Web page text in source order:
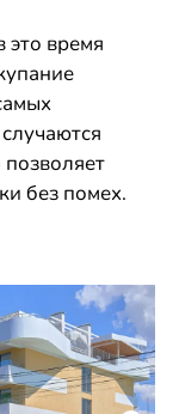
это время
без помех.